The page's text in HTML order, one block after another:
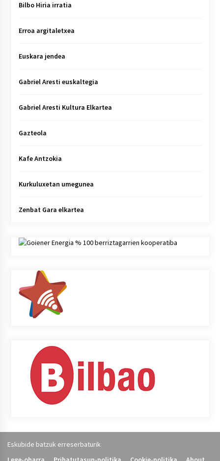
Bilbo Hiria irratia
Erroa argitaletxea
Euskara jendea
Gabriel Aresti euskaltegia
Gabriel Aresti Kultura Elkartea
Gazteola
Kafe Antzokia
Kurkuluxetan umegunea
Zenbat Gara elkartea
Eskubide batzuk erreserbaturik